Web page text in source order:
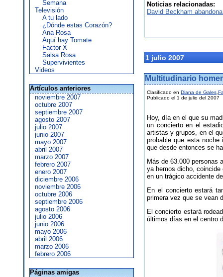
Semana
Televisión
A tu lado
¿Dónde estas Corazón?
Ana Rosa
Aquí hay Tomate
Factor X
Salsa Rosa
Supervivientes
Videos
Artículos anteriores
noviembre 2007
octubre 2007
septiembre 2007
agosto 2007
julio 2007
junio 2007
mayo 2007
abril 2007
marzo 2007
febrero 2007
enero 2007
diciembre 2006
noviembre 2006
octubre 2006
septiembre 2006
agosto 2006
julio 2006
junio 2006
mayo 2006
abril 2006
marzo 2006
febrero 2006
Páginas amigas
Noticias relacionadas:
David Beckham
1 julio 2007
Multitudinario
Clasificado en Diana de Gales
Publicado el 1 de julio del 2007
Hoy, día en el que su
un concierto en el
artistas y grupos, en el
probable que esta
que desde entonces se
Más de 63.000 personas
ya hemos dicho,
en un trágico accidente
En el concierto estará
primera vez que se vean
El concierto estará
últimos días en el centro